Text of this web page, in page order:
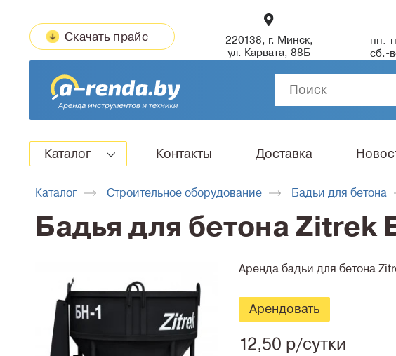
Скачать прайс
220138, г. Минск,
ул. Карвата, 88Б
пн.-
сб.-
Каталог Контакты Доставка
Каталог Строительное оборудование Бадьи для бетона
Бадья для бетона
Аренда бадьи для бетона
Арендовать
12,50 р/сутки